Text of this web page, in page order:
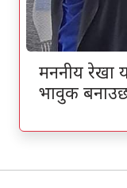
मननीय रेखा
भावुक